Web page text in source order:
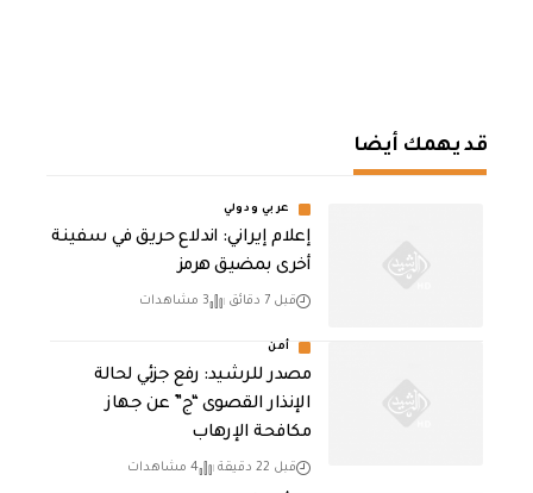
قد يهمك أيضا
عربي ودولي
إعلام إيراني: اندلاع حريق في سفينة
أخرى بمضيق هرمز
قبل 7 دقائق 3 مشاهدات
أمن
مصدر للرشيد: رفع جزئي لحالة
الإنذار القصوى “ج” عن جهاز
مكافحة الإرهاب
قبل 22 دقيقة 4 مشاهدات